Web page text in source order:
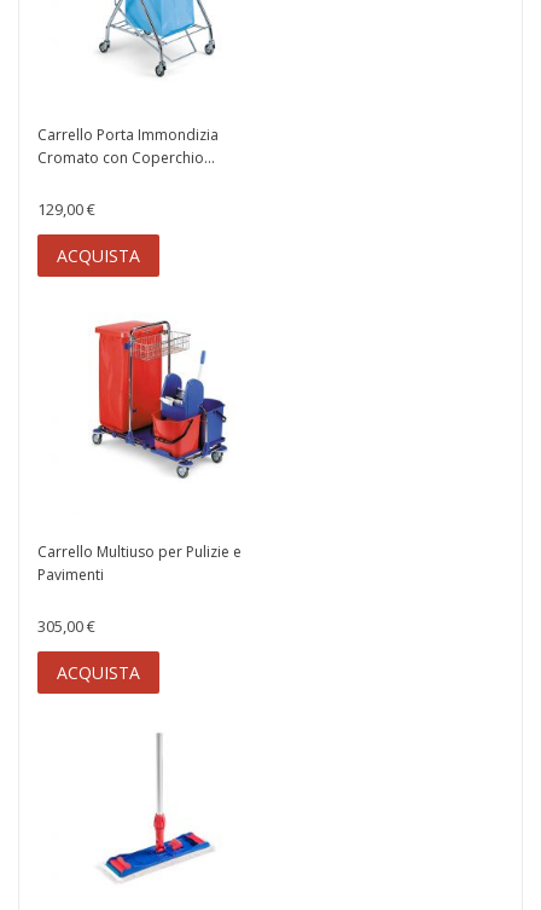
Carrello Porta Immondizia
Cromato con Coperchio...
129,00 €
ACQUISTA
Carrello Multiuso per Pulizie e
Pavimenti
305,00 €
ACQUISTA